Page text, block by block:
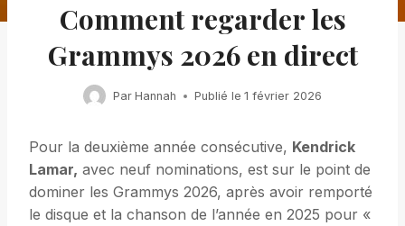
Comment regarder les
Grammys 2026 en direct
Par Hannah Publié le 1 février 2026
Pour la deuxième année consécutive, Kendrick
Lamar, avec neuf nominations, est sur le point de
dominer les Grammys 2026, après avoir remporté
le disque et la chanson de l’année en 2025 pour «